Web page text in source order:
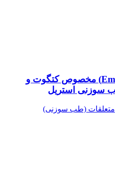
سوزن ایمبیدینگ (Embedding) مخصوص کتگوت و
متعلقات (طب سوزنی)